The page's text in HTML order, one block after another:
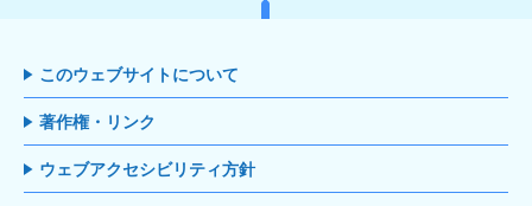
このウェブサイトについて
著作権・リンク
ウェブアクセシビリティ方針